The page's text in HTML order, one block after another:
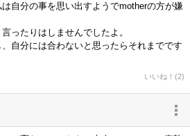
自分の事を思い出すようでmotherの方が嫌
ったりはしませんでしたよ。
自分には合わないと思ったらそれまでです
いいね！(2)